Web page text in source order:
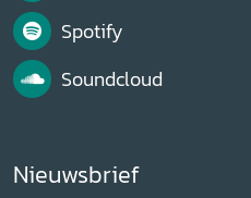
Spotify
Soundcloud
Nieuwsbrief